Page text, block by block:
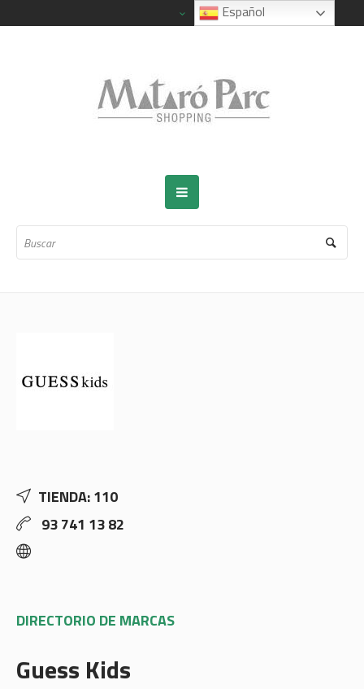
TIENDA: 110
93 741 13 82
DIRECTORIO DE MARCAS
Guess Kids
Español